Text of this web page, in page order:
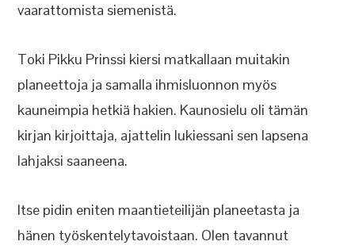
vaarattomista siemenistä.
Toki Pikku Prinssi kiersi matkallaan muitakin
planeettoja ja samalla ihmisluonnon myös
kauneimpia hetkiä hakien. Kaunosielu oli tämän
kirjan kirjoittaja, ajattelin lukiessani sen lapsena
lahjaksi saaneena.
Itse pidin eniten maantieteilijän planeetasta ja
hänen työskentelytavoistaan. Olen tavannut